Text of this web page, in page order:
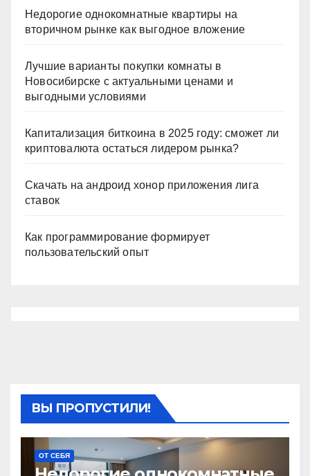
Недорогие однокомнатные квартиры на
вторичном рынке как выгодное вложение
Лучшие варианты покупки комнаты в
Новосибирске с актуальными ценами и
выгодными условиями
Капитализация биткоина в 2025 году: сможет ли
криптовалюта остаться лидером рынка?
Скачать на андроид хонор приложения лига
ставок
Как программирование формирует
пользовательский опыт
ВЫ ПРОПУСТИЛИ!
ОТ СЕБЯ